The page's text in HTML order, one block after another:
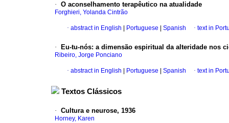
· O aconselhamento terapêutico na atualidade
Forghieri, Yolanda Cintrão
· abstract in English Portuguese Spanish · text in
· Eu-tu-nós: a dimensão espiritual da alteridade nos
Ribeiro, Jorge Ponciano
· abstract in English Portuguese Spanish · text in
Textos Clássicos
· Cultura e neurose, 1936
Horney, Karen